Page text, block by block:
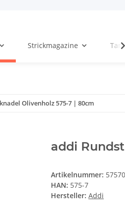
Strickmagazine
Olivenholz 575-7 | 80cm
addi
Artikelnummer:
HAN: 575-7
Hersteller: Addi